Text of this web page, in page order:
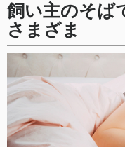
飼い主のそば
さまざま